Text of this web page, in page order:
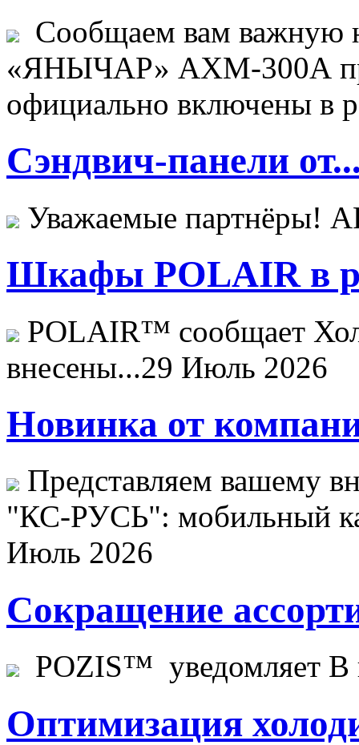
Сообщаем вам важную
«ЯНЫЧАР» АХМ-300А
официально включены в
Сэндвич-панели
Уважаемые
Шкафы POLAIR в
POLAIR™ сообщает
внесены...29 Июль 2026
Новинка от
Представляем вашему
"КС-РУСЬ": мобильный
Июль 2026
Сокращение
POZIS™ уведомляет В
Оптимизация